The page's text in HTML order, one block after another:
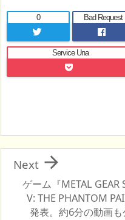
0 Bad Request
Service Una
ゲーム『METAL GEAR
V: THE PHANTOM
発表。約6分の動画も

Next